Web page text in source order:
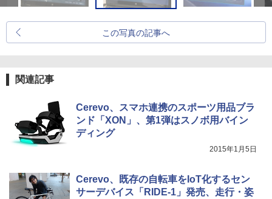
この写真の記事へ
関連記事
Cerevo、スマホ連携のスポーツ用品ブラ
ンド「XON」、第1弾はスノボ用バイン
ディング
2015年1月5日
Cerevo、既存の自転車をIoT化するセン
サーデバイス「RIDE-1」発売、走行・姿